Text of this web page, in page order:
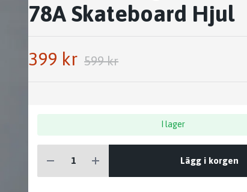
78A Skateboard Hjul
399 kr 599 kr
I lager
Lägg i korgen